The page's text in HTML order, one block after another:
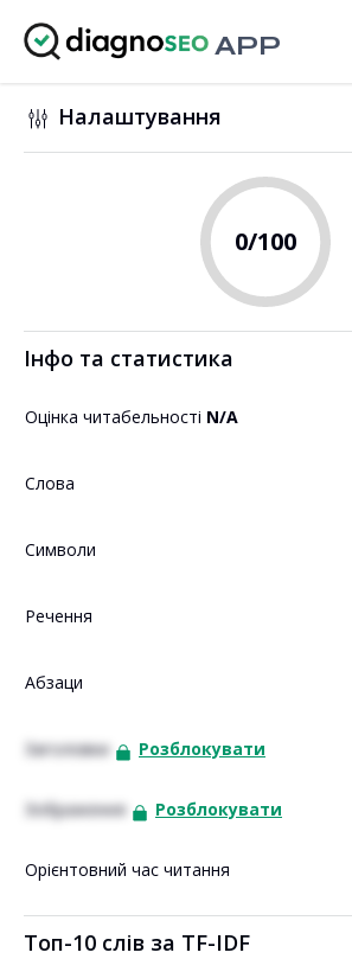
APP
Інструменти
ОНОВИТИ
Налаштування
0/100
Інфо та статистика
Оцінка читабельності N/A
Слова
Символи
Речення
Абзаци
Заголовки Розблокувати
Зображення Розблокувати
Орієнтовний час читання
Топ-10 слів за TF-IDF